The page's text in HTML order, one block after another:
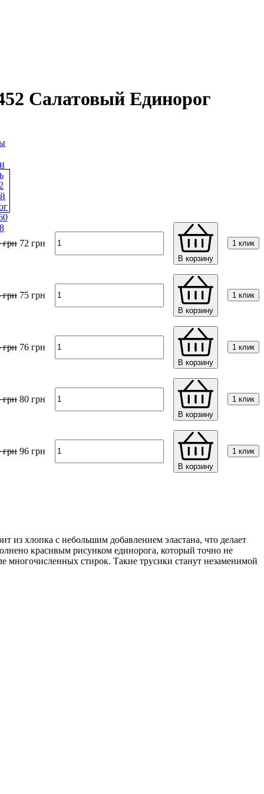
Салатовый Единорог
грн 72 грн
В корзину
1 клик
грн 75 грн
В корзину
1 клик
грн 76 грн
В корзину
1 клик
грн 80 грн
В корзину
1 клик
грн 96 грн
В корзину
1 клик
из хлопка с небольшим добавлением эластана, что делает
красивым рисунком единорога, который точно не
многочисленных стирок. Такие трусики станут незаменимой